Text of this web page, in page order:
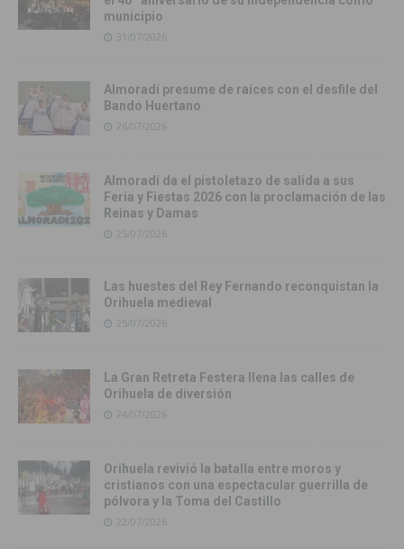
municipio
31/07/2026
Almoradí presume de raíces con el desfile del
Bando Huertano
26/07/2026
Almoradí da el pistoletazo de salida a sus
Feria y Fiestas 2026 con la proclamación de las
Reinas y Damas
25/07/2026
Las huestes del Rey Fernando reconquistan la
Orihuela medieval
25/07/2026
La Gran Retreta Festera llena las calles de
Orihuela de diversión
24/07/2026
Orihuela revivió la batalla entre moros y
cristianos con una espectacular guerrilla de
pólvora y la Toma del Castillo
22/07/2026